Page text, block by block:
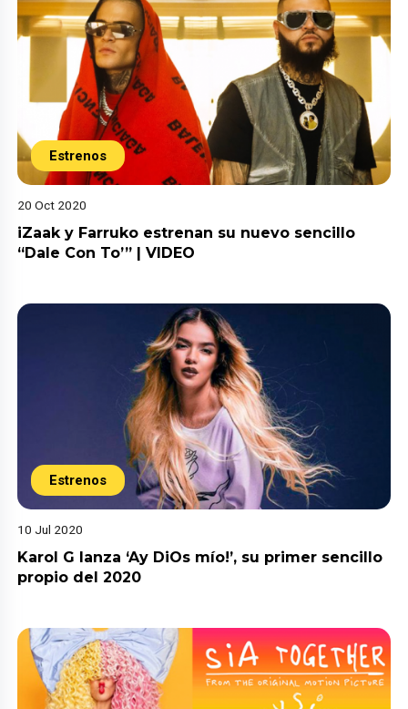
Estrenos
20 Oct 2020
iZaak y Farruko estrenan su nuevo sencillo
“Dale Con To’” | VIDEO
Estrenos
10 Jul 2020
Karol G lanza ‘Ay DiOs mío!’, su primer sencillo
propio del 2020